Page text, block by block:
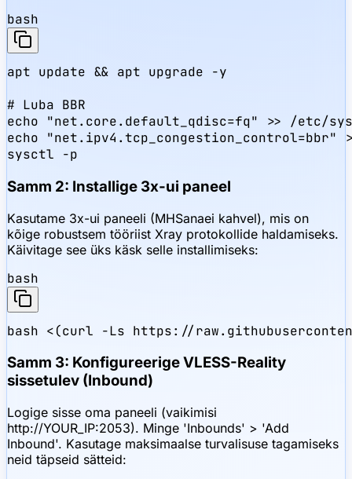
bash
apt update && apt upgrade -y
# Luba BBR
echo "net.core.default_qdisc=fq" >> /etc/
echo
sysctl -p
Samm 2: Installige 3x-ui paneel
Kasutame 3x-ui paneeli (MHSanaei kahvel), mis on
kõige robustsem tööriist Xray protokollide haldamiseks.
Käivitage see üks käsk selle installimiseks:
bash
bash <(curl -Ls https://
Samm 3: Konfigureerige VLESS-Reality
sissetulev (Inbound)
Logige sisse oma paneeli (vaikimisi
http://YOUR_IP:2053). Minge 'Inbounds' > 'Add
Inbound'. Kasutage maksimaalse turvalisuse tagamiseks
neid täpseid sätteid: